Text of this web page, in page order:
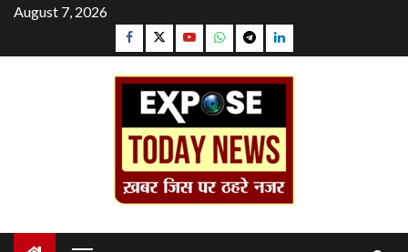
Skip
content
August 7, 2026
Facebook
TwitterYouTubeWhatsapp
TelegramLinkedin